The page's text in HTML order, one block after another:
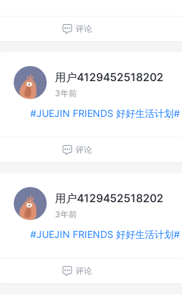
评论
用户4129452518202
3年前
#JUEJIN FRIENDS 好好生活计划#
评论
用户4129452518202
3年前
#JUEJIN FRIENDS 好好生活计划#
评论